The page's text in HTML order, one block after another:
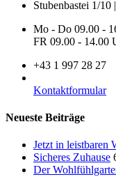
Stubenbastei 1/10
Mo - Do 09.00 -
FR 09.00 - 14.00
+43 1 997 28 27
Kontaktformular
Neueste Beiträge
Jetzt in leistbaren
Sicheres Zuhause
Der